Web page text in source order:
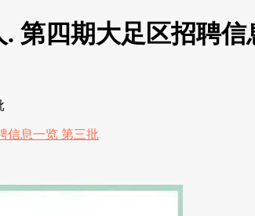
第四期大足区招聘